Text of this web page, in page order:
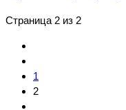
Страница 2 из 2
1
2